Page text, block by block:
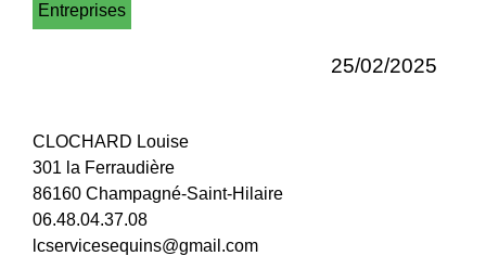
Entreprises
25/02/2025
CLOCHARD Louise
301 la Ferraudière
86160 Champagné-Saint-Hilaire
06.48.04.37.08
lcservicesequins@gmail.com